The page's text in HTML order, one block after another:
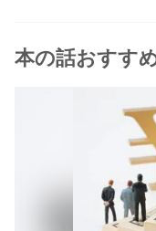
本の話おすす